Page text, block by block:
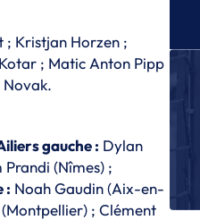
; Kristjan Horzen ;
; Matic Anton Pipp
Novak.
gauche : Dylan
Prandi (Nîmes) ;
: Noah Gaudin (Aix-en-
; Clément